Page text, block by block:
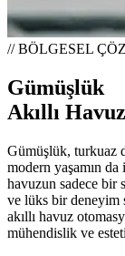
// BÖLGESEL
Gümüşlük
Akıllı
Gümüşlük, turkuaz
modern yaşamın
havuzun sadece bir
ve lüks bir deneyim
akıllı havuz
mühendislik ve